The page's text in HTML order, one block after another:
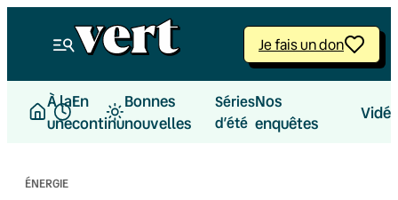
Je fais un don
À la
une
En
continu
Bonnes
nouvelles
Séries
d’été
Nos
enquêtes
ÉNERGIE